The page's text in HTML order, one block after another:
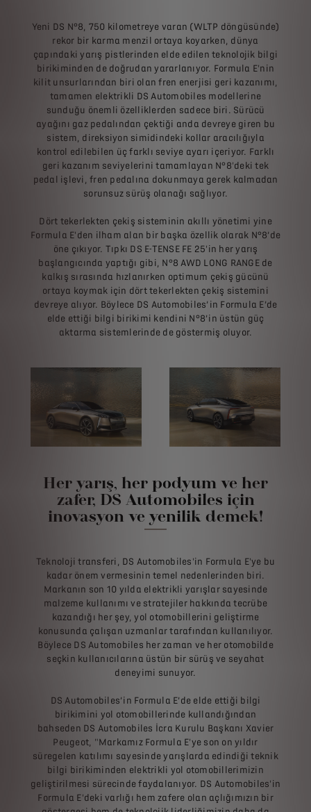
Yeni DS N°8, 750 kilometreye varan (WLTP döngüsünde)
rekor bir karma menzil ortaya koyarken, dünya
çapındaki yarış pistlerinden elde edilen teknolojik bilgi
birikiminden de doğrudan yararlanıyor. Formula E'nin
kilit unsurlarından biri olan fren enerjisi geri kazanımı,
tamamen elektrikli DS Automobiles modellerine
sunduğu önemli özelliklerden sadece biri. Sürücü
ayağını gaz pedalından çektiği anda devreye giren bu
sistem, direksiyon simidindeki kollar aracılığıyla
kontrol edilebilen üç farklı seviye ayarı içeriyor. Farklı
geri kazanım seviyelerini tamamlayan N°8'deki tek
pedal işlevi, fren pedalına dokunmaya gerek kalmadan
sorunsuz sürüş olanağı sağlıyor.
Dört tekerlekten çekiş sisteminin akıllı yönetimi yine
Formula E'den ilham alan bir başka özellik olarak N°8’de
öne çıkıyor. Tıpkı DS E-TENSE FE 25'in her yarış
başlangıcında yaptığı gibi, N°8 AWD LONG RANGE de
kalkış sırasında hızlanırken optimum çekiş gücünü
ortaya koymak için dört tekerlekten çekiş sistemini
devreye alıyor. Böylece DS Automobiles’in Formula E’de
elde ettiği bilgi birikimi kendini N°8’in üstün güç
aktarma sistemlerinde de göstermiş oluyor.
Her yarış, her podyum ve her
zafer, DS Automobiles için
inovasyon ve yenilik demek!
Teknoloji transferi, DS Automobiles'in Formula E'ye bu
kadar önem vermesinin temel nedenlerinden biri.
Markanın son 10 yılda elektrikli yarışlar sayesinde
malzeme kullanımı ve stratejiler hakkında tecrübe
kazandığı her şey, yol otomobillerini geliştirme
konusunda çalışan uzmanlar tarafından kullanılıyor.
Böylece DS Automobiles her zaman ve her otomobilde
seçkin kullanıcılarına üstün bir sürüş ve seyahat
deneyimi sunuyor.
DS Automobiles’in Formula E’de elde ettiği bilgi
birikimini yol otomobillerinde kullandığından
bahseden DS Automobiles İcra Kurulu Başkanı Xavier
Peugeot, "Markamız Formula E'ye son on yıldır
süregelen katılımı sayesinde yarışlarda edindiği teknik
bilgi birikiminden elektrikli yol otomobillerimizin
geliştirilmesi sürecinde faydalanıyor. DS Automobiles'in
Formula E'deki varlığı hem zafere olan açlığımızın bir